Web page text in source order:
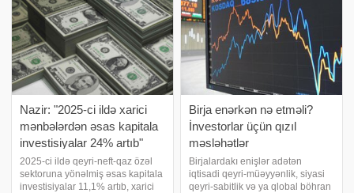
Nazir: "2025-ci ildə xarici
mənbələrdən əsas kapitala
investisiyalar 24% artıb"
2025-ci ildə qeyri-neft-qaz özəl
sektoruna yönəlmiş əsas kapitala
investisiyalar 11,1% artıb, xarici
Birja enərkən nə etməli?
İnvestorlar üçün qızıl
məsləhətlər
Birjalardakı enişlər adətən
iqtisadi qeyri-müəyyənlik, siyasi
qeyri-sabitlik və ya qlobal böhran